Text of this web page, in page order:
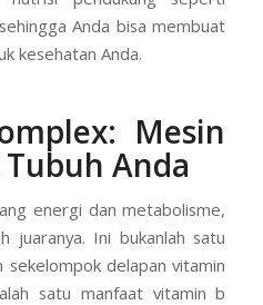
Anda bisa membuat
kesehatan Anda.
Mesin
Anda
energi dan metabolisme,
juaranya. Ini bukanlah satu
sekelompok delapan vitamin
satu manfaat vitamin b